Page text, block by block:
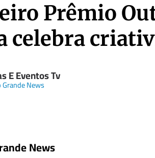
Prêmio
celebra
E Eventos Tv
News
News